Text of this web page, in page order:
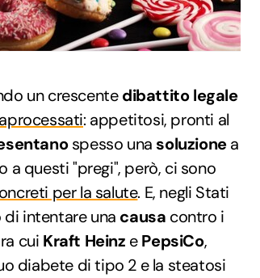
un crescentedibattito legale
: appetitosi, pronti al
spesso una soluzionea
a questi "pregi", però, ci sono
per la salute. E, negli Stati
di intentare una causa contro i
cui Kraft Heinz ePepsiCo,
diabete di tipo 2 e la steatosi